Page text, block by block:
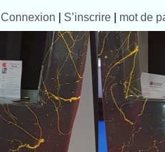
Connexion S’inscrire mot de